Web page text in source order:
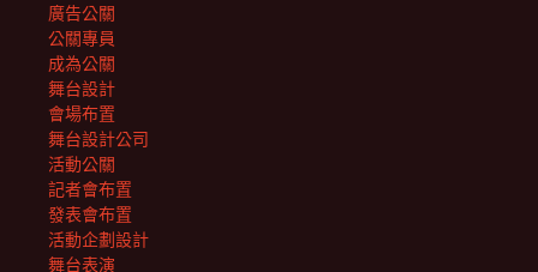
廣告公關
公關專員
成為公關
舞台設計
會場布置
舞台設計公司
活動公關
記者會布置
發表會布置
活動企劃設計
舞台表演